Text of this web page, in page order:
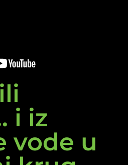
i iz
vode u